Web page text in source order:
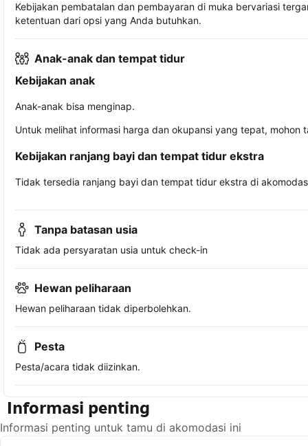
Kebijakan pembatalan dan pembayaran di muka bervariasi
ketentuan dari opsi yang Anda butuhkan.
Anak-anak dan tempat tidur
Kebijakan anak
Anak-anak bisa menginap.
Untuk melihat informasi harga dan okupansi yang tepat,
Kebijakan ranjang bayi dan tempat tidur ekstra
Tidak tersedia ranjang bayi dan tempat tidur ekstra di
Tanpa batasan usia
Tidak ada persyaratan usia untuk check-in
Hewan peliharaan
Hewan peliharaan tidak diperbolehkan.
Pesta
Pesta/acara tidak diizinkan.
Informasi penting
Informasi penting untuk tamu di akomodasi ini